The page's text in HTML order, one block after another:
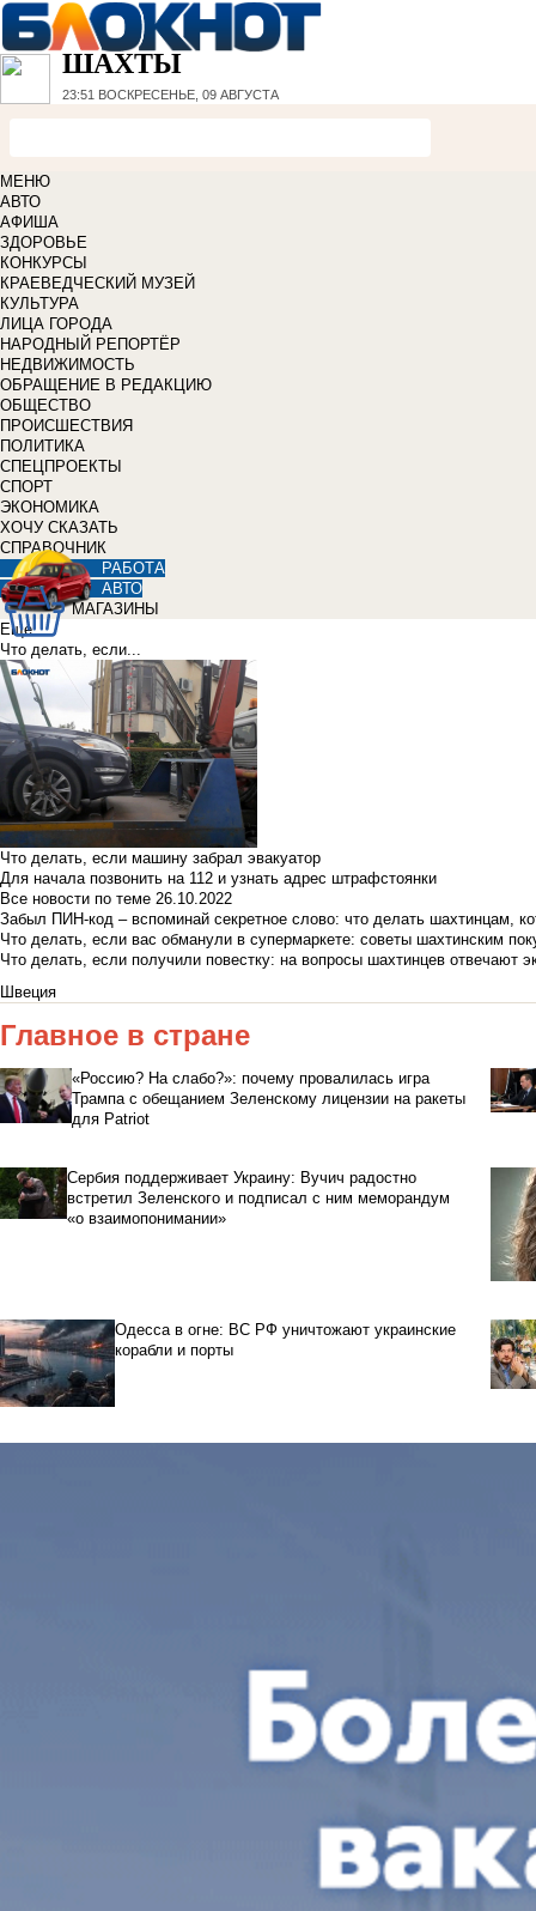
ШАХТЫ
23:51 ВОСКРЕСЕНЬЕ, 09 АВГУСТА
МЕНЮ
АВТО
АФИША
ЗДОРОВЬЕ
КОНКУРСЫ
КРАЕВЕДЧЕСКИЙ МУЗЕЙ
КУЛЬТУРА
ЛИЦА ГОРОДА
НАРОДНЫЙ РЕПОРТЁР
НЕДВИЖИМОСТЬ
ОБРАЩЕНИЕ В РЕДАКЦИЮ
ОБЩЕСТВО
ПРОИСШЕСТВИЯ
ПОЛИТИКА
СПЕЦПРОЕКТЫ
СПОРТ
ЭКОНОМИКА
ХОЧУ СКАЗАТЬ
СПРАВОЧНИК
РАБОТА
АВТО
МАГАЗИНЫ
Еще
Что делать, если...
Что делать, если машину забрал эвакуатор
Для начала позвонить на 112 и узнать адрес штрафстоянки
Все новости по теме 26.10.2022
Забыл ПИН-код – вспоминай секретное слово: что делать шахтинцам,
Что делать, если вас обманули в супермаркете: советы шахтинским
Что делать, если получили повестку: на вопросы шахтинцев отвечают
Швеция
Главное в стране
«Россию? На слабо?»: почему провалилась игра
Трампа с обещанием Зеленскому лицензии на ракеты
для Patriot
Сербия поддерживает Украину: Вучич радостно
встретил Зеленского и подписал с ним меморандум
«о взаимопонимании»
Одесса в огне: ВС РФ уничтожают украинские
корабли и порты